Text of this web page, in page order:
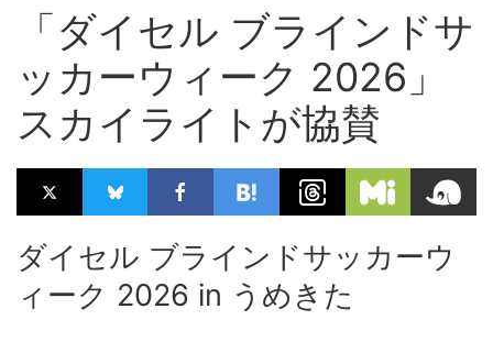
「ダイセル ブラインドサ
ッカーウィーク 2026」
スカイライトが協賛
ダイセル ブラインドサッカーウ
ィーク 2026 in うめきた